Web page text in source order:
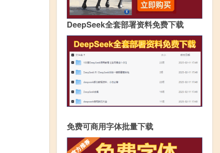
DeepSeek全套部署资料免费下载
免费可商用字体批量下载